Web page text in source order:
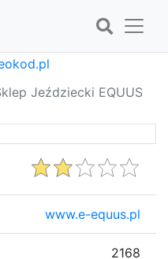
Jeździecki EQUUS
www.e-equus.pl
2168